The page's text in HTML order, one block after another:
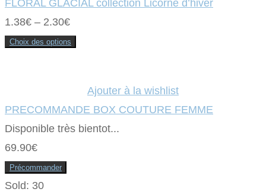
FLORAL GLACIAL collection Licorne d’hiver
1.38€ – 2.30€
Choix des options
Ce
peuvent
choisies
du
produit
Ajouter à la wishlist
PRECOMMANDE BOX COUTURE FEMME
Disponible très bientot...
69.90€
Précommander
Sold: 30